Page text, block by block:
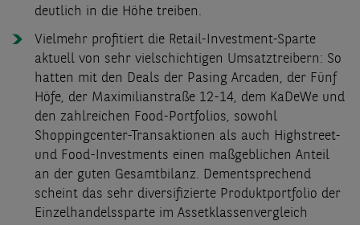
deutlich in die Höhe treiben.
Vielmehr profitiert die Retail-Investment-Sparte
aktuell von sehr vielschichtigen Umsatztreibern: So
hatten mit den Deals der Pasing Arcaden, der Fünf
Höfe, der Maximilianstraße 12-14, dem KaDeWe und
den zahlreichen Food-Portfolios, sowohl
Shoppingcenter-Transaktionen als auch Highstreet-
und Food-Investments einen maßgeblichen Anteil
an der guten Gesamtbilanz. Dementsprechend
scheint das sehr diversifizierte Produktportfolio der
Einzelhandelssparte im Assetklassenvergleich